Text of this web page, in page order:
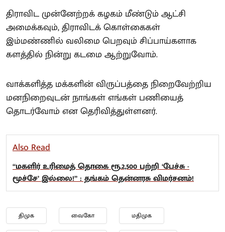
திராவிட முன்னேற்றக் கழகம் மீண்டும் ஆட்சி
அமைக்கவும், திராவிடக் கொள்கைகள்
இம்மண்ணில் வலிமை பெறவும் சிப்பாய்களாக
களத்தில் நின்று கடமை ஆற்றுவோம்.
வாக்களித்த மக்களின் விருப்பத்தை நிறைவேற்றிய
மனநிறைவுடன் நாங்கள் எங்கள் பணியைத்
தொடர்வோம் என தெரிவித்துள்ளனர்.
Also Read
“மகளிர் உரிமைத் தொகை ரூ.2,500 பற்றி ‘பேச்சு -
மூச்சே’ இல்லை!” : தங்கம் தென்னரசு விமர்சனம்!
திமுக வைகோ மதிமுக